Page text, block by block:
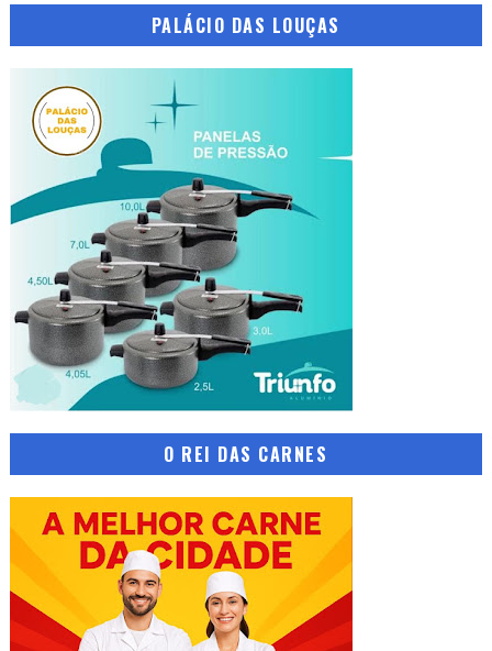
PALÁCIO DAS LOUÇAS
O REI DAS CARNES